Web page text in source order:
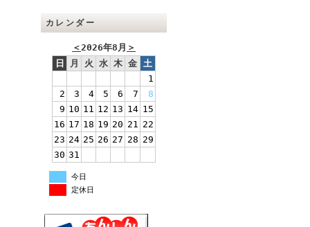
カレンダー
＜2026年8月 ＞
日
月 火 水 木 金 土
1
2
3 4 5 6 7
8
9 10 11 12 13 14 15
16 17 18 19 20 21 22
23 24 25 26 27 28 29
30 31
今日
定休日